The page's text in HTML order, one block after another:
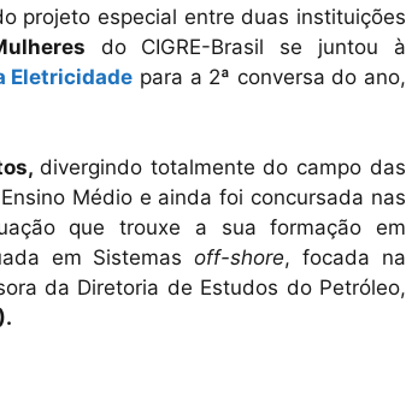
projeto especial entre duas instituições
do CIGRE-Brasil se juntou à
Eletricidade para a 2ª conversa do ano,
divergindo totalmente do campo das
Médio e ainda foi concursada nas
que trouxe a sua formação em
em Sistemasoff-shore, focada na
da Diretoria de Estudos do Petróleo,